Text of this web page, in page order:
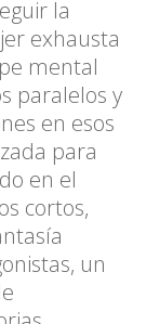
la
exhausta
mental
paralelos y
en esos
para
en el
cortos,
un